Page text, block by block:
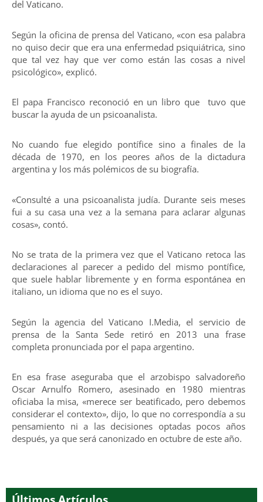
del Vaticano.
Según la oficina de prensa del Vaticano, «con esa palabra
no quiso decir que era una enfermedad psiquiátrica, sino
que tal vez hay que ver como están las cosas a nivel
psicológico», explicó.
El papa Francisco reconoció en un libro que tuvo que
buscar la ayuda de un psicoanalista.
No cuando fue elegido pontífice sino a finales de la
década de 1970, en los peores años de la dictadura
argentina y los más polémicos de su biografía.
«Consulté a una psicoanalista judía. Durante seis meses
fui a su casa una vez a la semana para aclarar algunas
cosas», contó.
No se trata de la primera vez que el Vaticano retoca las
declaraciones al parecer a pedido del mismo pontífice,
que suele hablar libremente y en forma espontánea en
italiano, un idioma que no es el suyo.
Según la agencia del Vaticano I.Media, el servicio de
prensa de la Santa Sede retiró en 2013 una frase
completa pronunciada por el papa argentino.
En esa frase aseguraba que el arzobispo salvadoreño
Oscar Arnulfo Romero, asesinado en 1980 mientras
oficiaba la misa, «merece ser beatificado, pero debemos
considerar el contexto», dijo, lo que no correspondía a su
pensamiento ni a las decisiones optadas pocos años
después, ya que será canonizado en octubre de este año.